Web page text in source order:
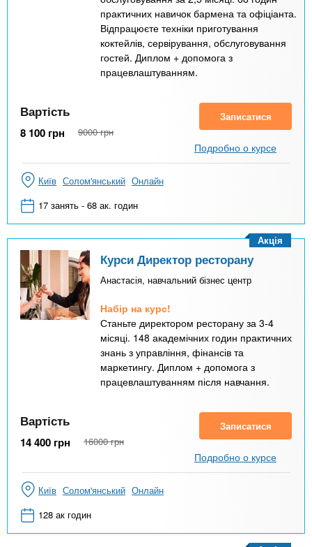
практичних навичок бармена та офіціанта.
Відпрацюєте техніки приготування
коктейлів, сервірування, обслуговування
гостей. Диплом + допомога з
працевлаштуванням.
Вартість
8 100 грн 9000 грн
Записатися
Подробно о курсе
Київ Солом'янський Онлайн
17 занять - 68 ак. годин
Курси Директор ресторану
Анастасія, навчальний бізнес центр
Набір на курс!
Станьте директором ресторану за 3-4
місяці. 148 академічних годин практичних
знань з управління, фінансів та
маркетингу. Диплом + допомога з
працевлаштуванням після навчання.
Акція
Вартість
14 400 грн 16000 грн
Записатися
Подробно о курсе
Київ Солом'янський Онлайн
128 ак годин